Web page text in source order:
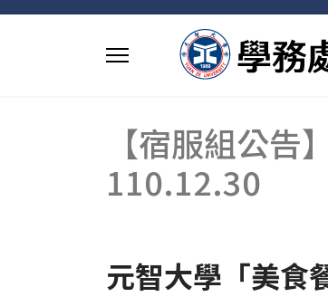
【宿服組公
110.12.30
元智大學「美食